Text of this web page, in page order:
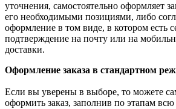
уточнения, самостоятельно оформляет
его необходимыми позициями, либо
оформление в том виде, в котором есть
подтверждение на почту или на
доставки.
Оформление заказа в стандартном
Если вы уверены в выборе, то можете
оформить заказ, заполнив по этапам